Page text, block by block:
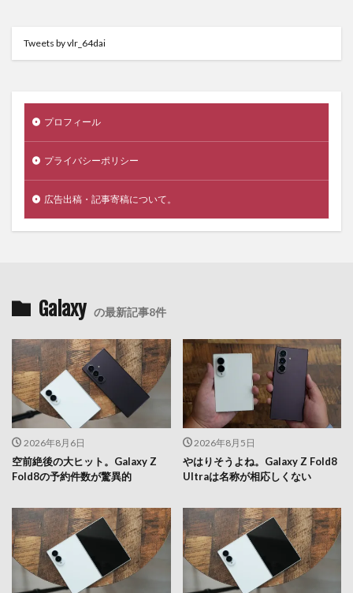
Tweets by vlr_64dai
プロフィール
プライバシーポリシー
広告出稿・記事寄稿について。
Galaxy の最新記事8件
2026年8月6日
空前絶後の大ヒット。Galaxy Z
Fold8の予約件数が驚異的
2026年8月5日
やはりそうよね。Galaxy Z Fold8
Ultraは名称が相応しくない